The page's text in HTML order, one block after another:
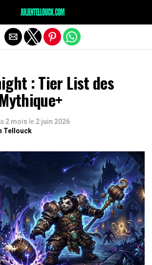
: Tier List des
2 mois le 2 juin 2026
Tellouck